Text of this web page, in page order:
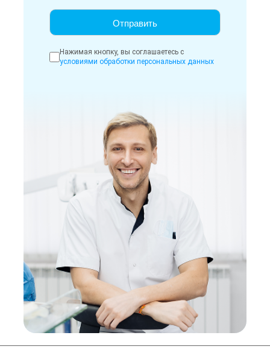
Нажимая кнопку, вы соглашаетесь с
условиями обработки персональных данных